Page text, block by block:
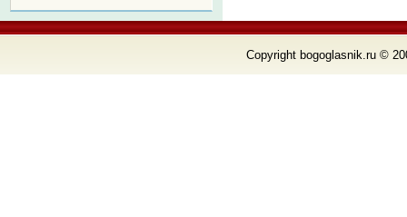
Copyright bogoglasnik.ru ©